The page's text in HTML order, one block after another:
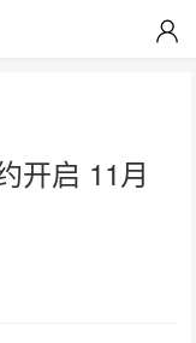
开启 11月